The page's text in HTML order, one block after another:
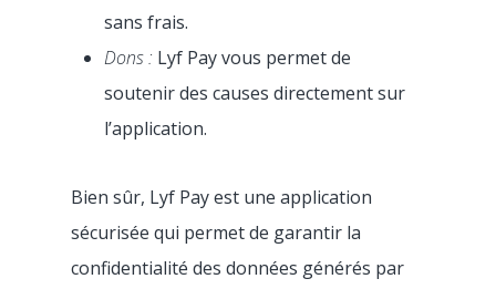
sans frais.
Dons : Lyf Pay vous permet de
soutenir des causes directement sur
l’application.
Bien sûr, Lyf Pay est une application
sécurisée qui permet de garantir la
confidentialité des données générés par